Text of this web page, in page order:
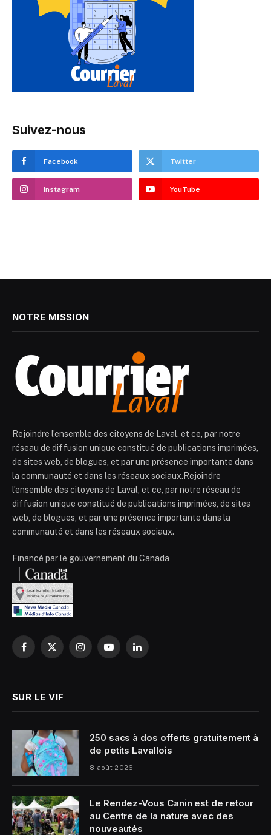
Suivez-nous
Facebook Twitter
Instagram YouTube
NOTRE MISSION
Rejoindre l’ensemble des citoyens de Laval, et ce, par notre
réseau de diffusion unique constitué de publications imprimées,
de sites web, de blogues, et par une présence importante dans
la communauté et dans les réseaux sociaux.Rejoindre
l’ensemble des citoyens de Laval, et ce, par notre réseau de
diffusion unique constitué de publications imprimées, de sites
web, de blogues, et par une présence importante dans la
communauté et dans les réseaux sociaux.
Financé par le gouvernement du Canada
Facebook
X
InstagramYouTubeLinkedIn
SUR LE VIF
250 sacs à dos offerts gratuitement à
de petits Lavallois
8 août 2026
Le Rendez-Vous Canin est de retour
au Centre de la nature avec des
nouveautés